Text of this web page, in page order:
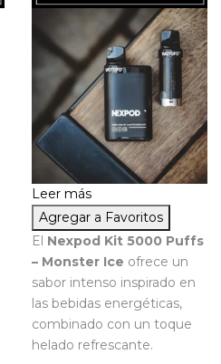
Leer más
Agregar a Favoritos
El Nexpod Kit 5000 Puffs
– Monster Ice ofrece un
sabor intenso inspirado en
las bebidas energéticas,
combinado con un toque
helado refrescante.